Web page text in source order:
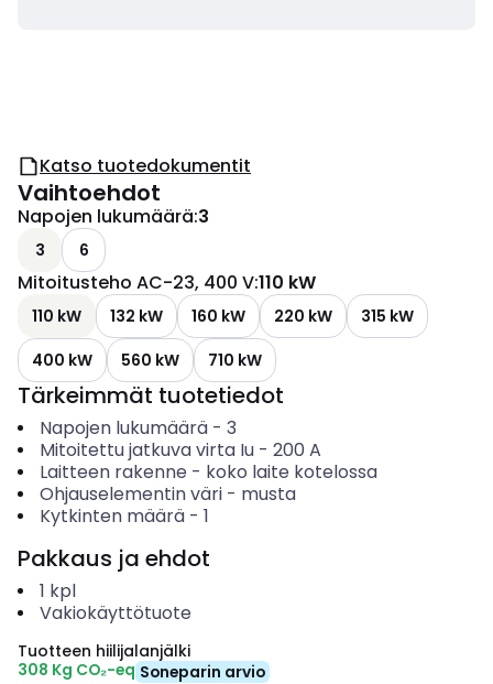
Katso tuotedokumentit
Vaihtoehdot
Napojen lukumäärä:3
3 6
Mitoitusteho AC-23, 400 V:110 kW
110 kW 132 kW 160 kW 220 kW
315 kW
400 kW
560 kW 710 kW
Tärkeimmät tuotetiedot
Napojen lukumäärä- 3
Mitoitettu jatkuva virta Iu- 200 A
Laitteen rakenne - koko laite kotelossa
Ohjauselementin väri- musta
Kytkinten määrä- 1
Pakkaus ja ehdot
1 kpl
Vakiokäyttötuote
Tuotteen hiilijalanjälki
308 Kg CO₂-eq Soneparin arvio